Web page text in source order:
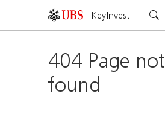
KeyInvest
404 Page not
found